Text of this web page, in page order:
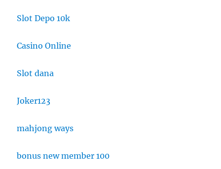
Slot Depo 10k
Casino Online
Slot dana
Joker123
mahjong ways
bonus new member 100